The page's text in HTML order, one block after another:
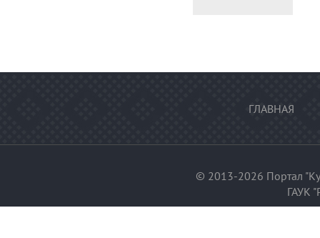
ГЛАВНАЯ
© 2013-2026 Портал
ГАУК